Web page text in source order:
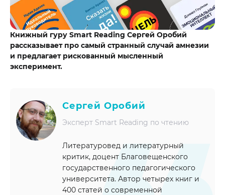
Книжный гуру Smart Reading Сергей Оробий
рассказывает про самый странный случай амнезии
и предлагает рискованный мысленный
эксперимент.
Сергей Оробий
Эксперт Smart Reading по чтению
Литературовед и литературный
критик, доцент Благовещенского
государственного педагогического
университета. Автор четырех книг и
400 статей о современной